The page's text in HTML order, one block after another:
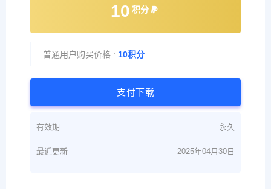
10 积分
普通用户购买价格 : 10积分
支付下载
有效期 永久
最近更新 2025年04月30日